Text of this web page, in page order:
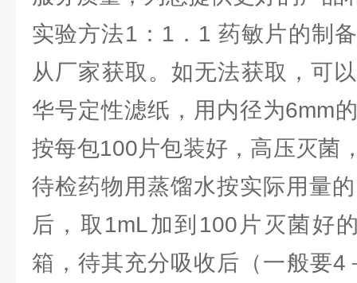
实验方法1：1．1 药敏片的制
从厂家获取。如无法获取，可
华号定性滤纸，用内径为6mm
按每包100片包装好，高压灭菌
待检药物用蒸馏水按实际用量
后，取1mL加到100片灭菌好
箱，待其充分吸收后（一般要4